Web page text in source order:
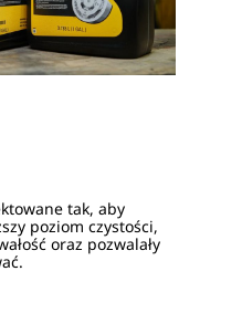
tak, aby
poziom czystości,
oraz pozwalały